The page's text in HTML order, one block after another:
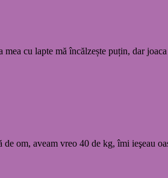
cu lapte mă încălzește puțin, dar
om, aveam vreo 40 de kg, îmi ieşeau